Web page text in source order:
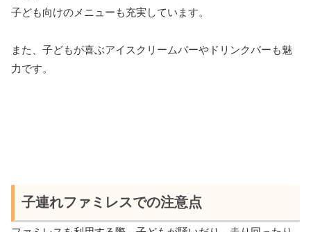
子ども向けのメニューも充実しています。
また、子どもが喜ぶアイスクリームバーやドリンクバーも魅
力です。
子連れファミレスでの注意点